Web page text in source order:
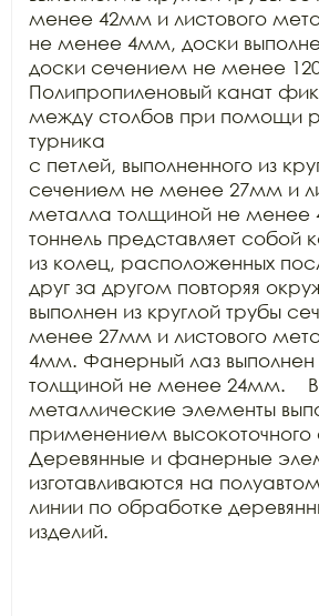
менее 42мм и листового
не менее 4мм, доски
доски сечением не менее
Полипропиленовый канат
между столбов при помощи
турника
с петлей, выполненного из
сечением не менее 27мм и
металла толщиной не менее
тоннель представляет собой
из колец, расположенных
друг за другом повторяя
выполнен из круглой трубы
менее 27мм и листового
4мм. Фанерный лаз
толщиной не менее 24мм.
металлические элементы
применением высокоточного
Деревянные и фанерные
изготавливаются на
линии по обработке
изделий.